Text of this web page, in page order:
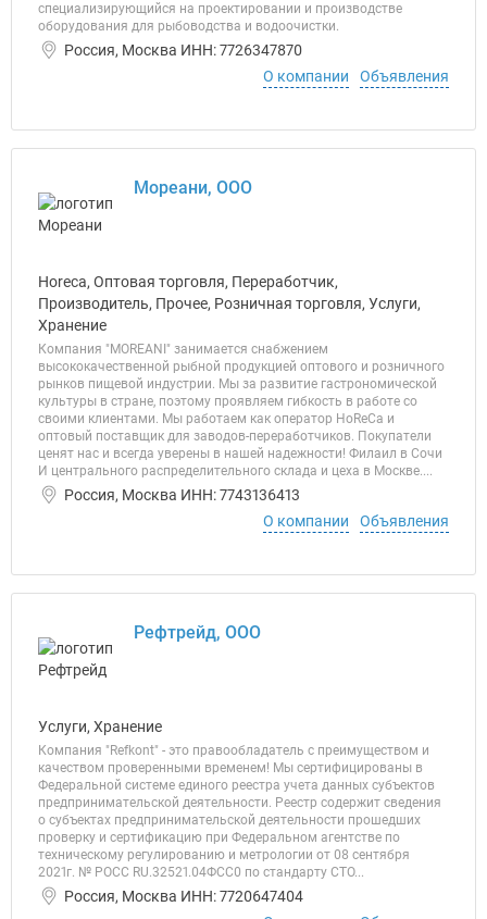
специализирующийся на проектировании и производстве
оборудования для рыбоводства и водоочистки.
Россия, Москва ИНН: 7726347870
О компании
Объявления
Мореани, ООО
Horeca, Оптовая торговля, Переработчик,
Производитель, Прочее, Розничная торговля, Услуги,
Хранение
Компания "MOREANI" занимается снабжением
высококачественной рыбной продукцией оптового и розничного
рынков пищевой индустрии. Мы за развитие гастрономической
культуры в стране, поэтому проявляем гибкость в работе со
своими клиентами. Мы работаем как оператор HoReCa и
оптовый поставщик для заводов-переработчиков. Покупатели
ценят нас и всегда уверены в нашей надежности! Филаил в Сочи
И центрального распределительного склада и цеха в Москве....
Россия, Москва ИНН: 7743136413
О компании
Объявления
Рефтрейд, ООО
Услуги, Хранение
Компания "Refkont" - это правообладатель с преимуществом и
качеством проверенными временем! Мы сертифицированы в
Федеральной системе единого реестра учета данных субъектов
предпринимательской деятельности. Реестр содержит сведения
о субъектах предпринимательской деятельности прошедших
проверку и сертификацию при Федеральном агентстве по
техническому регулированию и метрологии от 08 сентября
2021г. № РОСС RU.32521.04ФСС0 по стандарту СТО...
Россия, Москва ИНН: 7720647404